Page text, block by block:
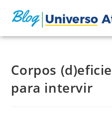
Corpos
para intervir